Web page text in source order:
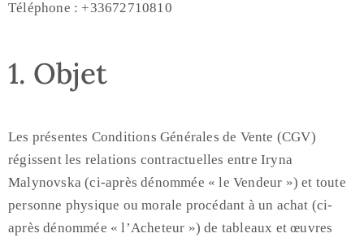
Téléphone : +33672710810
1. Objet
Les présentes Conditions Générales de Vente (CGV)
régissent les relations contractuelles entre Iryna
Malynovska (ci-après dénommée « le Vendeur ») et toute
personne physique ou morale procédant à un achat (ci-
après dénommée « l’Acheteur ») de tableaux et œuvres